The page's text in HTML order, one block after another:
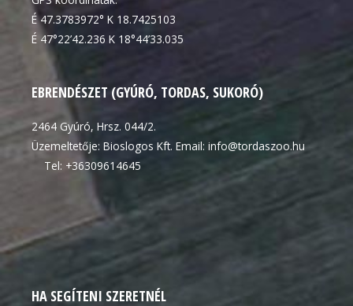
É 47.3783972° K 18.7425103
É 47°22’42.236 K 18°44’33.035
EBRENDÉSZET (GYÚRÓ, TORDAS, SUKORÓ)
2464 Gyúró, Hrsz. 044/2.
Üzemeltetője: Bioslogos Kft. Email: info@tordaszoo.hu
Tel: +36309614645
HA SEGÍTENI SZERETNÉL